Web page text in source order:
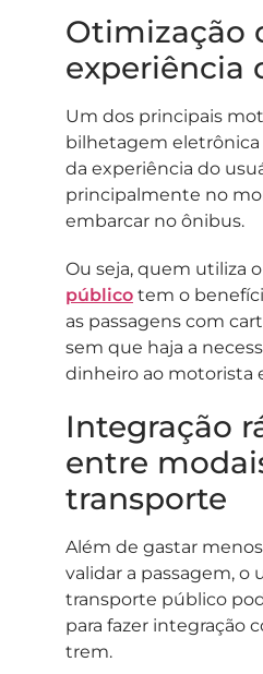
Otimização
experiência
Um dos principais
bilhetagem eletrônica
da experiência do
principalmente no
embarcar no ônibus.
Ou seja, quem utiliza o
público tem o
as passagens com
sem que haja a
dinheiro ao motorista
Integração
entre
transporte
Além de gastar
validar a passagem, o
transporte público
para fazer integração
trem.